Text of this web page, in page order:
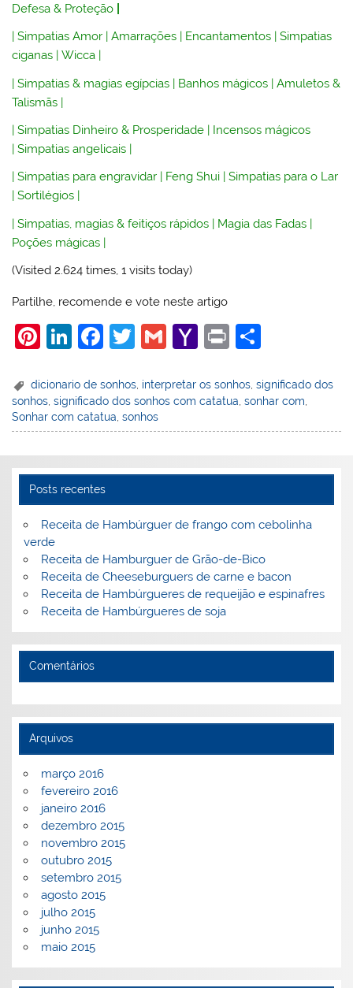
Defesa & Proteção
|Simpatias Amor |Amarrações | Encantamentos |Simpatias
ciganas |Wicca |
|Simpatias & magias egípcias | Banhos mágicos |Amuletos &
Talismãs |
|Simpatias Dinheiro & Prosperidade | Incensos mágicos
|Simpatias angelicais |
|Simpatias para engravidar Feng Shui |Simpatias para o Lar
|Sortilégios
|Simpatias, magias & feitiços rápidos | Magia das Fadas |
Poções mágicas |
(Visited 2.624 times, 1 visits today)
Partilhe, recomende e vote neste artigo
Pi
er
e
st
Li
k
e
dI
F
c
e
b
o
k
T
itt
er
G
ai
l
Y
h
o
o
l
Pr
t
ar
e
dicionario de sonhos interpretar os sonhos ,significado dos
sonhos,significado dos sonhos com catatua,sonhar com,
Sonhar com catatua,sonhos
Posts recentes
Receita de Hambúrguer de frango com cebolinha
verde
Receita de Hamburguer de Grão-de-Bico
Receita de Cheeseburguers de carne e bacon
Receita de Hambúrgueres de requeijão e espinafres
Receita de Hambúrgueres de soja
Comentários
Arquivos
março 2016
fevereiro 2016
janeiro 2016
dezembro 2015
novembro 2015
outubro 2015
setembro 2015
agosto 2015
julho 2015
junho 2015
maio 2015